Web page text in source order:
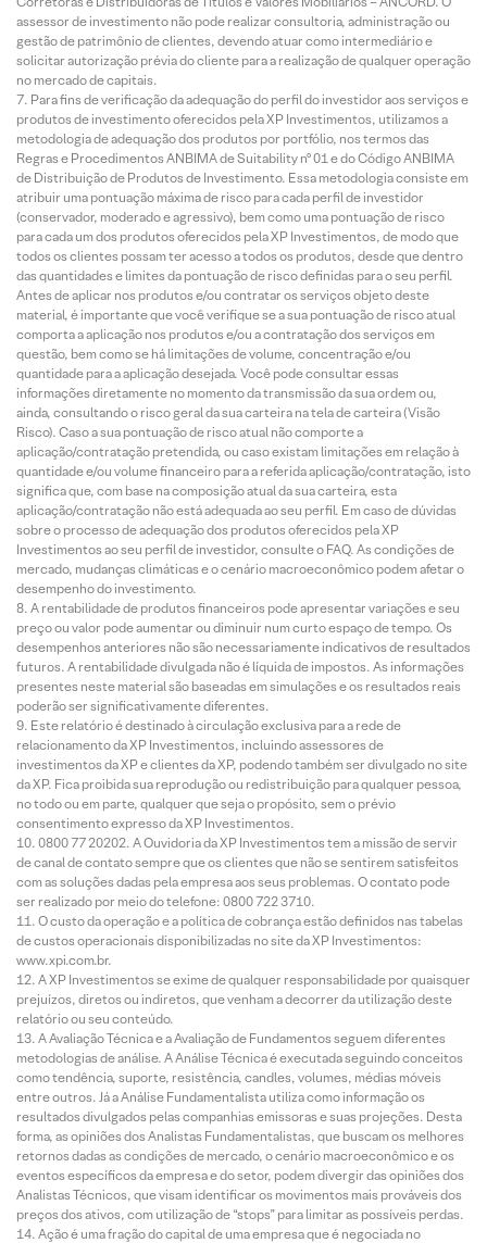
assessor de investimento não pode realizar consultoria, administração ou
gestão de patrimônio de clientes, devendo atuar como intermediário e
solicitar autorização prévia do cliente para a realização de qualquer operação
no mercado de capitais.
Para fins de verificação da adequação do perfil do investidor aos serviços e
produtos de investimento oferecidos pela XP Investimentos, utilizamos a
metodologia de adequação dos produtos por portfólio, nos termos das
Regras e Procedimentos ANBIMA de Suitability nº 01 e do Código ANBIMA
de Distribuição de Produtos de Investimento. Essa metodologia consiste em
atribuir uma pontuação máxima de risco para cada perfil de investidor
(conservador, moderado e agressivo), bem como uma pontuação de risco
para cada um dos produtos oferecidos pela XP Investimentos, de modo que
todos os clientes possam ter acesso a todos os produtos, desde que dentro
das quantidades e limites da pontuação de risco definidas para o seu perfil.
Antes de aplicar nos produtos e/ou contratar os serviços objeto deste
material, é importante que você verifique se a sua pontuação de risco atual
comporta a aplicação nos produtos e/ou a contratação dos serviços em
questão, bem como se há limitações de volume, concentração e/ou
quantidade para a aplicação desejada. Você pode consultar essas
informações diretamente no momento da transmissão da sua ordem ou,
ainda, consultando o risco geral da sua carteira na tela de carteira (Visão
Risco). Caso a sua pontuação de risco atual não comporte a
aplicação/contratação pretendida, ou caso existam limitações em relação à
quantidade e/ou volume financeiro para a referida aplicação/contratação, isto
significa que, com base na composição atual da sua carteira, esta
aplicação/contratação não está adequada ao seu perfil. Em caso de dúvidas
sobre o processo de adequação dos produtos oferecidos pela XP
Investimentos ao seu perfil de investidor, consulte o FAQ. As condições de
mercado, mudanças climáticas e o cenário macroeconômico podem afetar o
desempenho do investimento.
A rentabilidade de produtos financeiros pode apresentar variações e seu
preço ou valor pode aumentar ou diminuir num curto espaço de tempo. Os
desempenhos anteriores não são necessariamente indicativos de resultados
futuros. A rentabilidade divulgada não é líquida de impostos. As informações
presentes neste material são baseadas em simulações e os resultados reais
poderão ser significativamente diferentes.
Este relatório é destinado à circulação exclusiva para a rede de
relacionamento da XP Investimentos, incluindo assessores de
investimentos da XP e clientes da XP, podendo também ser divulgado no site
da XP. Fica proibida sua reprodução ou redistribuição para qualquer pessoa,
no todo ou em parte, qualquer que seja o propósito, sem o prévio
consentimento expresso da XP Investimentos.
0800 77 20202. A Ouvidoria da XP Investimentos tem a missão de servir
de canal de contato sempre que os clientes que não se sentirem satisfeitos
com as soluções dadas pela empresa aos seus problemas. O contato pode
ser realizado por meio do telefone: 0800 722 3710.
O custo da operação e a política de cobrança estão definidos nas tabelas
de custos operacionais disponibilizadas no site da XP Investimentos:
www.xpi.com.br.
A XP Investimentos se exime de qualquer responsabilidade por quaisquer
prejuízos, diretos ou indiretos, que venham a decorrer da utilização deste
relatório ou seu conteúdo.
A Avaliação Técnica e a Avaliação de Fundamentos seguem diferentes
metodologias de análise. A Análise Técnica é executada seguindo conceitos
como tendência, suporte, resistência, candles, volumes, médias móveis
entre outros. Já a Análise Fundamentalista utiliza como informação os
resultados divulgados pelas companhias emissoras e suas projeções. Desta
forma, as opiniões dos Analistas Fundamentalistas, que buscam os melhores
retornos dadas as condições de mercado, o cenário macroeconômico e os
eventos específicos da empresa e do setor, podem divergir das opiniões dos
Analistas Técnicos, que visam identificar os movimentos mais prováveis dos
preços dos ativos, com utilização de “stops” para limitar as possíveis perdas.
Ação é uma fração do capital de uma empresa que é negociada no